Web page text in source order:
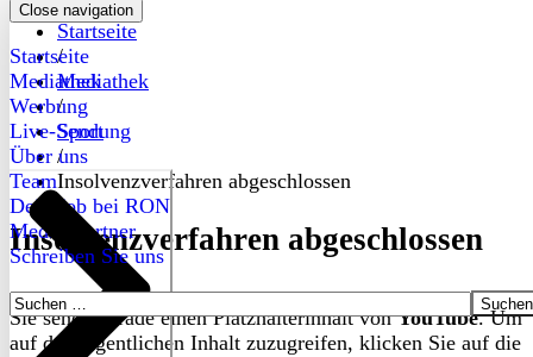
Close navigation
Startseite
Mediathek
Werbung
Live-Sendung
Über uns
Team
Dein Job bei RON
Medienpartner
Schreiben Sie uns
Suchen
nach:
Startseite
/
Mediathek
/
Sport
/
Insolvenzverfahren abgeschlossen
Insolvenzverfahren abgeschlossen
Sie sehen gerade einen Platzhalterinhalt vonYouTube. Um
auf den eigentlichen Inhalt zuzugreifen, klicken Sie auf die